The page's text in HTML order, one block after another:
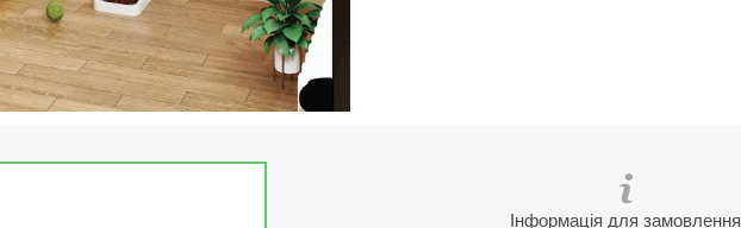
Інформація для замовлення